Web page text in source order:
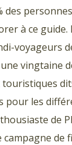
des
à ce
voyageurs
vingtaine
pour les
de